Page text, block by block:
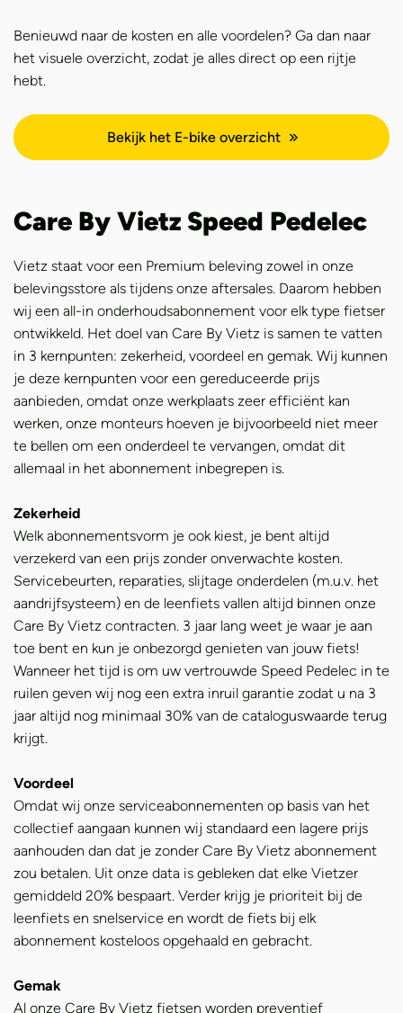
Benieuwd naar de kosten en alle voordelen? Ga dan naar
het visuele overzicht, zodat je alles direct op een rijtje
hebt.
Bekijk het E-bike overzicht
Care By Vietz Speed Pedelec
Vietz staat voor een Premium beleving zowel in onze
belevingsstore als tijdens onze aftersales. Daarom hebben
wij een all-in onderhoudsabonnement voor elk type fietser
ontwikkeld. Het doel van Care By Vietz is samen te vatten
in 3 kernpunten: zekerheid, voordeel en gemak. Wij kunnen
je deze kernpunten voor een gereduceerde prijs
aanbieden, omdat onze werkplaats zeer efficiënt kan
werken, onze monteurs hoeven je bijvoorbeeld niet meer
te bellen om een onderdeel te vervangen, omdat dit
allemaal in het abonnement inbegrepen is.
Zekerheid
Welk abonnementsvorm je ook kiest, je bent altijd
verzekerd van een prijs zonder onverwachte kosten.
Servicebeurten, reparaties, slijtage onderdelen (m.u.v. het
aandrijfsysteem) en de leenfiets vallen altijd binnen onze
Care By Vietz contracten. 3 jaar lang weet je waar je aan
toe bent en kun je onbezorgd genieten van jouw fiets!
Wanneer het tijd is om uw vertrouwde Speed Pedelec in te
ruilen geven wij nog een extra inruil garantie zodat u na 3
jaar altijd nog minimaal 30% van de cataloguswaarde terug
krijgt.
Voordeel
Omdat wij onze serviceabonnementen op basis van het
collectief aangaan kunnen wij standaard een lagere prijs
aanhouden dan dat je zonder Care By Vietz abonnement
zou betalen. Uit onze data is gebleken dat elke Vietzer
gemiddeld 20% bespaart. Verder krijg je prioriteit bij de
leenfiets en snelservice en wordt de fiets bij elk
abonnement kosteloos opgehaald en gebracht.
Gemak
Al onze Care By Vietz fietsen worden preventief